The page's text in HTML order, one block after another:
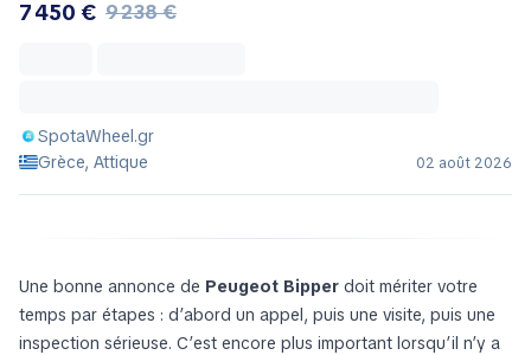
7 450 € 9 238 €
SpotaWheel.gr
Grèce, Attique
02 août 2026
Une bonne annonce de Peugeot Bipper doit mériter votre
temps par étapes : d’abord un appel, puis une visite, puis une
inspection sérieuse. C’est encore plus important lorsqu’il n’y a